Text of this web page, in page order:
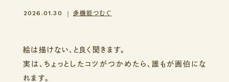
エリアから探す
2026.01.30 多機能つむぐ
絵は描けない、と良く聞きます。
実は、ちょっとしたコツがつかめたら、誰もが画伯にな
れます。